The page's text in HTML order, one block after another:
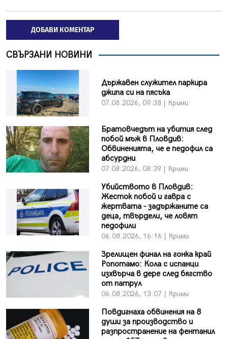
ДОБАВИ КОМЕНТАР
СВЪРЗАНИ НОВИНИ
Държавен служител паркира
джипа си на пясъка
07.08.2026, 09:38 | Крими
Братовчедът на убития след
побой мъж в Пловдив:
Обвиненията, че е педофил са
абсурдни
07.08.2026, 08:39 | Крими
Убийството в Пловдив:
Жесток побой и гавра с
жертвата - задържаните са
деца, твърдели, че ловят
педофили
06.08.2026, 16:16 | Крими
Зрелищен финал на гонка край
Ропотамо: Кола с испанци
изхвърча в дере след бягство
от патрул
06.08.2026, 13:07 | Крими
Повдигнаха обвинения на 8
души за производство и
разпространение на фентанил